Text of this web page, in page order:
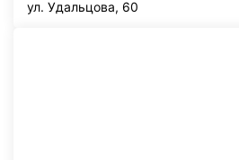
ул. Удальцова, 60